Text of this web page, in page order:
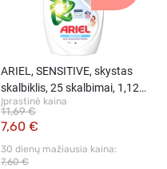
ARIEL, SENSITIVE, skystas
skalbiklis, 25 skalbimai, 1,125
l.
Įprastinė kaina
7,60 €
11,69 €
30 dienų mažiausia kaina:
7,60 €